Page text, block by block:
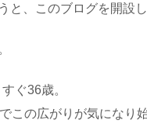
と、このブログを開設し
ぐ36歳。
この広がりが気になり